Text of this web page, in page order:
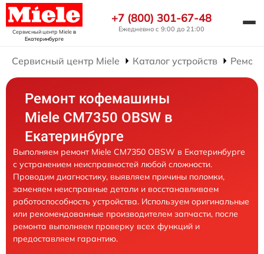
Сервисный центр Mieleв
Екатеринбурге
+7 (800) 301-67-48
Ежедневно с 9:00 до 21:00
Сервисный центр Miele Каталог устройств
Ремонт кофемашины
Miele CM7350 OBSW в
Екатеринбурге
Выполняем ремонт Miele CM7350 OBSW в Екатеринбурге
с устранением неисправностей любой сложности.
Проводим диагностику, выявляем причины поломки,
заменяем неисправные детали и восстанавливаем
работоспособность устройства. Используем оригинальные
или рекомендованные производителем запчасти, после
ремонта выполняем проверку всех функций и
предоставляем гарантию.